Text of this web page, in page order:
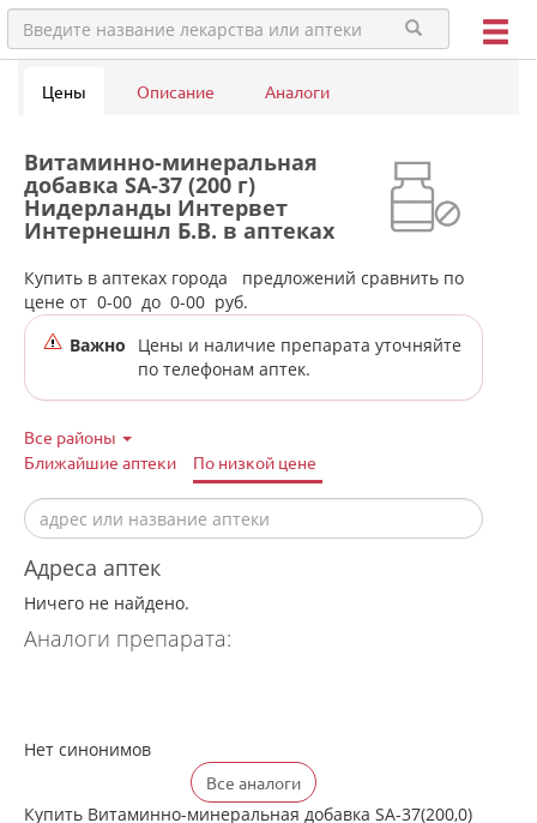
Цены Описание Аналоги
Витаминно-минеральная
добавка SA-37 (200 г)
Нидерланды Интервет
Интернешнл Б.В. в аптеках
города Режа
Купить в аптеках города
предложений сравнить по
цене от 0-00 до 0-00 руб.
Важно
Цены и наличие препарата уточняйте
по телефонам аптек.
Все районы
Ближайшие аптеки
По низкой цене
Адреса аптек
Ничего не найдено.
Аналоги препарата:
Нет синонимов
Все аналоги
Купить Витаминно-минеральная добавка SA-37(200,0)